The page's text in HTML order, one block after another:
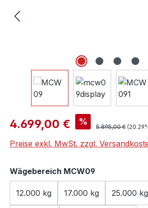
Verkaufspreis:
4.699,00 € % Regulärer Preis:
5.895,00 €
Preise exkl. MwSt. zzgl.
Wägebereich MCW09auswählen
12.000 kg 17.000 kg 25.000 kg